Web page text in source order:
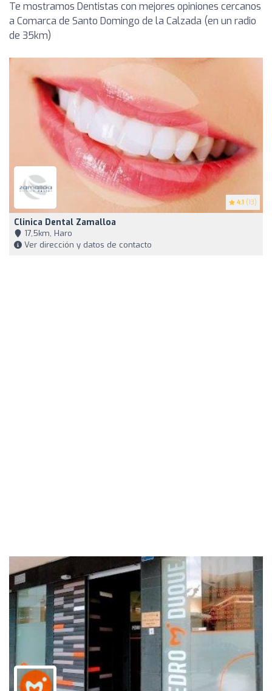
Te mostramos Dentistas con mejores opiniones cercanos
a Comarca de Santo Domingo de la Calzada (en un radio
de 35km)
4.1 (13)
Clinica Dental Zamalloa
17,5km, Haro
Ver dirección y datos de contacto